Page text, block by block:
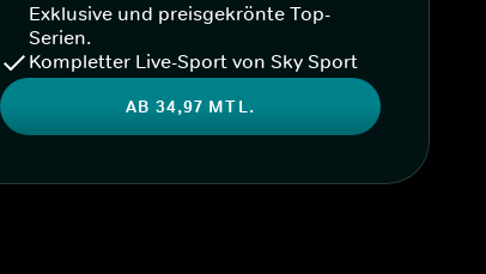
Exklusive und preisgekrönte Top-
Serien.
Kompletter Live-Sport von Sky Sport
AB 34,97 MTL.